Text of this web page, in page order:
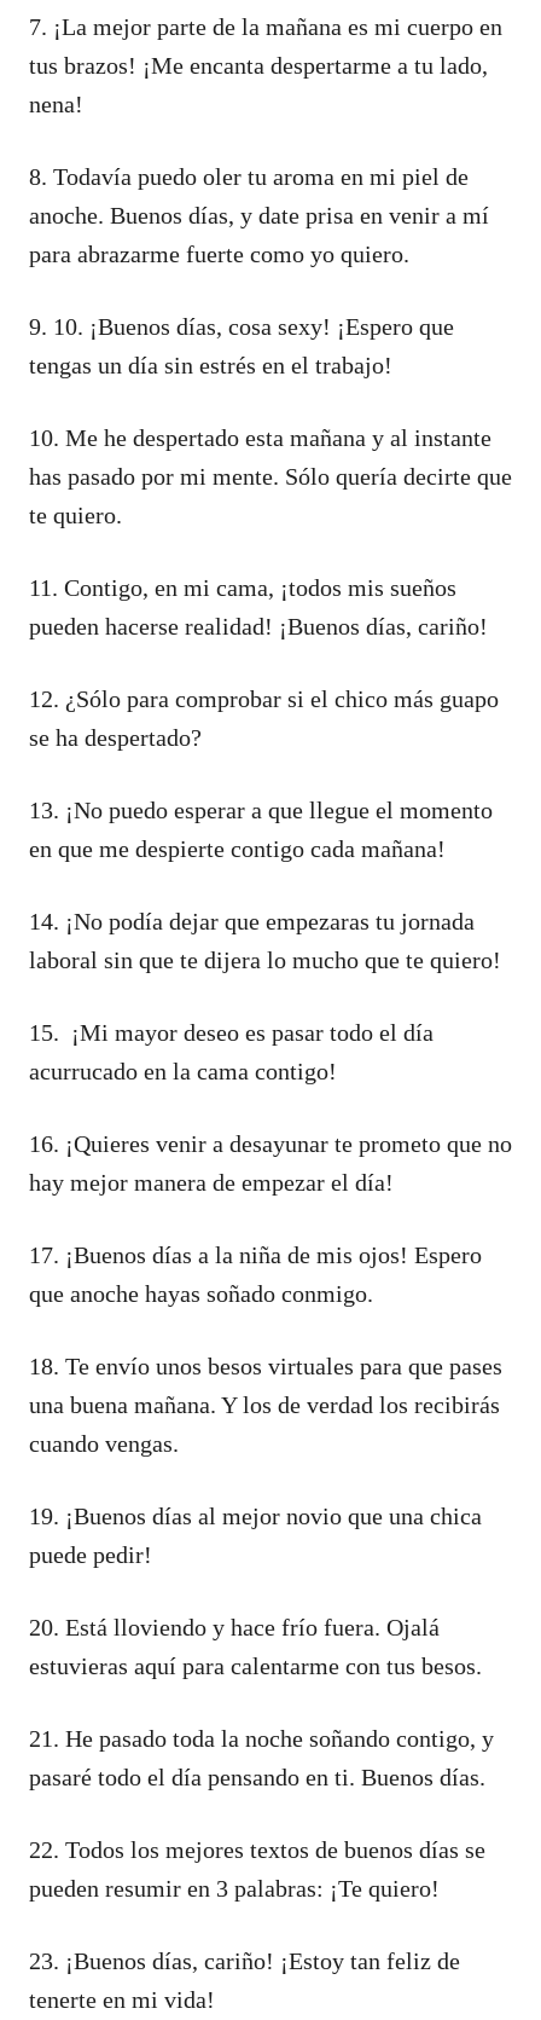
7. ¡La mejor parte de la mañana es mi cuerpo en
tus brazos! ¡Me encanta despertarme a tu lado,
nena!
8. Todavía puedo oler tu aroma en mi piel de
anoche. Buenos días, y date prisa en venir a mí
para abrazarme fuerte como yo quiero.
9. 10. ¡Buenos días, cosa sexy! ¡Espero que
tengas un día sin estrés en el trabajo!
10. Me he despertado esta mañana y al instante
has pasado por mi mente. Sólo quería decirte que
te quiero.
11. Contigo, en mi cama, ¡todos mis sueños
pueden hacerse realidad! ¡Buenos días, cariño!
12. ¿Sólo para comprobar si el chico más guapo
se ha despertado?
13. ¡No puedo esperar a que llegue el momento
en que me despierte contigo cada mañana!
14. ¡No podía dejar que empezaras tu jornada
laboral sin que te dijera lo mucho que te quiero!
15. ¡Mi mayor deseo es pasar todo el día
acurrucado en la cama contigo!
16. ¡Quieres venir a desayunar te prometo que no
hay mejor manera de empezar el día!
17. ¡Buenos días a la niña de mis ojos! Espero
que anoche hayas soñado conmigo.
18. Te envío unos besos virtuales para que pases
una buena mañana. Y los de verdad los recibirás
cuando vengas.
19. ¡Buenos días al mejor novio que una chica
puede pedir!
20. Está lloviendo y hace frío fuera. Ojalá
estuvieras aquí para calentarme con tus besos.
21. He pasado toda la noche soñando contigo, y
pasaré todo el día pensando en ti. Buenos días.
22. Todos los mejores textos de buenos días se
pueden resumir en 3 palabras: ¡Te quiero!
23. ¡Buenos días, cariño! ¡Estoy tan feliz de
tenerte en mi vida!